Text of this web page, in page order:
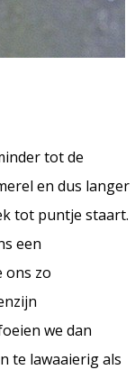
tot de
en dus langer
tot puntje staart.
een
ons zo
we dan
te lawaaierig als